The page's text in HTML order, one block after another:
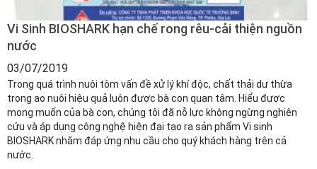
Vi Sinh BIOSHARK hạn chế rong rêu-cải thiện nguồn
nước
03/07/2019
Trong quá trình nuôi tôm vấn đề xử lý khí độc, chất thải dư thừa
trong ao nuôi hiệu quả luôn được bà con quan tâm. Hiểu được
mong muốn của bà con, chúng tôi đã nỗ lực không ngừng nghiên
cứu và áp dụng công nghệ hiện đại tạo ra sản phẩm Vi sinh
BIOSHARK nhằm đáp ứng nhu cầu cho quý khách hàng trên cả
nước.